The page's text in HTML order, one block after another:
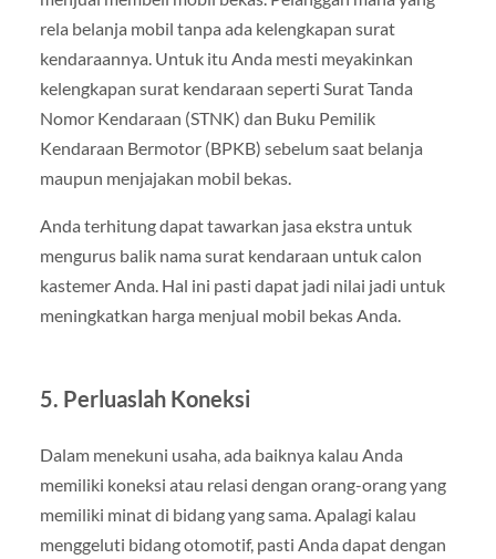
rela belanja mobil tanpa ada kelengkapan surat
kendaraannya. Untuk itu Anda mesti meyakinkan
kelengkapan surat kendaraan seperti Surat Tanda
Nomor Kendaraan (STNK) dan Buku Pemilik
Kendaraan Bermotor (BPKB) sebelum saat belanja
maupun menjajakan mobil bekas.
Anda terhitung dapat tawarkan jasa ekstra untuk
mengurus balik nama surat kendaraan untuk calon
kastemer Anda. Hal ini pasti dapat jadi nilai jadi untuk
meningkatkan harga menjual mobil bekas Anda.
5. Perluaslah Koneksi
Dalam menekuni usaha, ada baiknya kalau Anda
memiliki koneksi atau relasi dengan orang-orang yang
memiliki minat di bidang yang sama. Apalagi kalau
menggeluti bidang otomotif, pasti Anda dapat dengan